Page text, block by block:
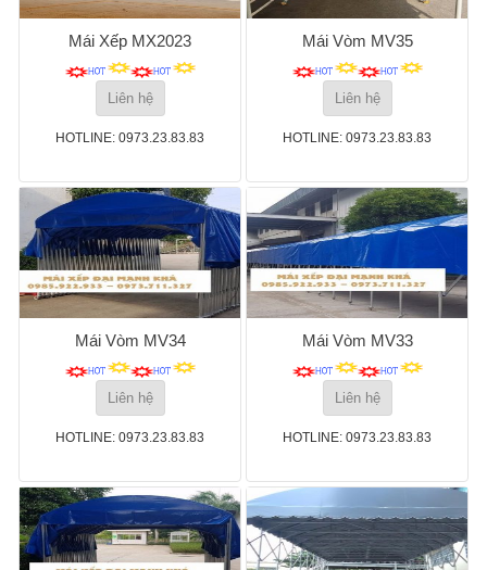
Mái Xếp MX2023
Liên hệ
HOTLINE: 0973.23.83.83
Mái Vòm MV35
Liên hệ
HOTLINE: 0973.23.83.83
Mái Vòm MV34
Liên hệ
HOTLINE: 0973.23.83.83
Mái Vòm MV33
Liên hệ
HOTLINE: 0973.23.83.83